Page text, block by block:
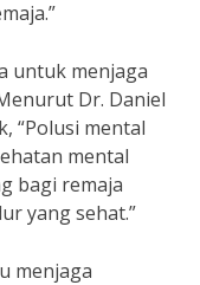
untuk menjaga
Dr. Daniel
“Polusi mental
mental
bagi remaja
yang sehat.”
menjaga